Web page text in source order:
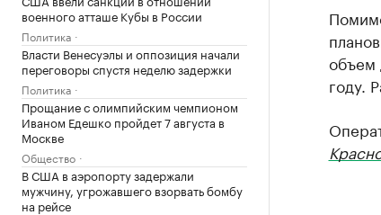
военного атташе Кубы в России
Политика
Власти Венесуэлы и оппозиция начали
переговоры спустя неделю задержки
Политика
Прощание с олимпийским чемпионом
Иваном Едешко пройдет 7 августа в
Москве
Общество
В США в аэропорту задержали
мужчину, угрожавшего взорвать бомбу
на рейсе
объем
году.